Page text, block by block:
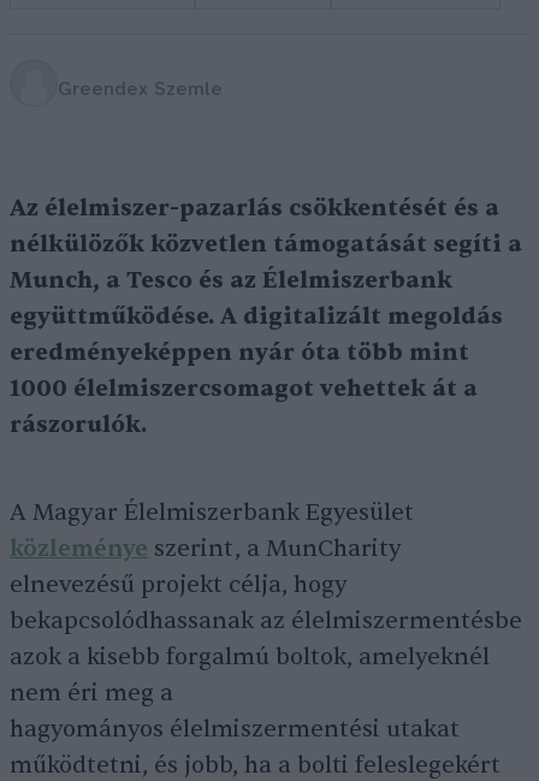
Greendex Szemle
Az élelmiszer-pazarlás csökkentését és a
nélkülözők közvetlen támogatását segíti a
Munch, a Tesco és az Élelmiszerbank
együttműködése. A digitalizált megoldás
eredményeképpen nyár óta több mint
1000 élelmiszercsomagot vehettek át a
rászorulók.
A Magyar Élelmiszerbank Egyesület
közleménye szerint, a MunCharity
elnevezésű projekt célja, hogy
bekapcsolódhassanak az élelmiszermentésbe
azok a kisebb forgalmú boltok, amelyeknél
nem éri meg a
hagyományos élelmiszermentési utakat
működtetni, és jobb, ha a bolti feleslegekért